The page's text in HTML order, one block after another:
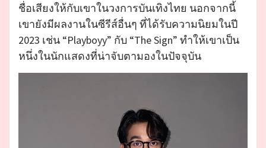
ชื่อเสียงให้กับเขาในวงการบันเทิงไทย นอกจากนี้
เขายังมีผลงานในซีรีส์อื่นๆ ที่ได้รับความนิยมในปี
2023 เช่น “Playboyy” กับ “The Sign” ทำให้เขาเป็น
หนึ่งในนักแสดงที่น่าจับตามองในปัจจุบัน